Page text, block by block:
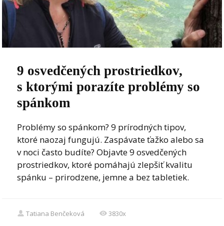
9 osvedčených prostriedkov,
s ktorými porazíte problémy so
spánkom
Problémy so spánkom? 9 prírodných tipov,
ktoré naozaj fungujú. Zaspávate ťažko alebo sa
v noci často budíte? Objavte 9 osvedčených
prostriedkov, ktoré pomáhajú zlepšiť kvalitu
spánku – prirodzene, jemne a bez tabletiek.
Tatiana Benčeková 3830x